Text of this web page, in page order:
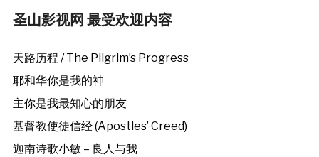
圣山影视网 最受欢迎内容
天路历程 / The Pilgrim’s Progress
耶和华你是我的神
主你是我最知心的朋友
基督教使徒信经 (Apostles’ Creed)
迦南诗歌小敏 – 良人与我